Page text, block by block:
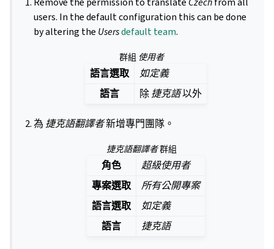
users. In the default configuration this can be done
by altering the Usersdefault team.
群組 使用者
語言選取
如定義
語言
除捷克語以外
為捷克語翻譯者新增專門團隊。
捷克語翻譯者群組
角色
超級使用者
專案選取
所有公開專案
語言選取
如定義
語言
捷克語